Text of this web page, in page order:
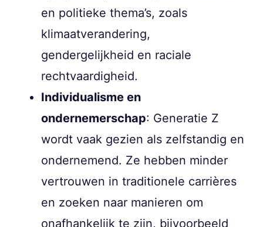
en politieke thema’s, zoals
klimaatverandering,
gendergelijkheid en raciale
rechtvaardigheid.
Individualisme en
ondernemerschap: Generatie Z
wordt vaak gezien als zelfstandig en
ondernemend. Ze hebben minder
vertrouwen in traditionele carrières
en zoeken naar manieren om
onafhankelijk te zijn, bijvoorbeeld